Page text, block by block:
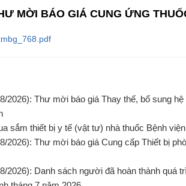
MỜI BÁO GIÁ CUNG ỨNG
2026): Thư mời báo giá Thay thế, bổ sung
sắm thiết bị y tế (vật tư) nhà thuốc Bệnh
2026): Thư mời báo giá Cung cấp Thiết bị
2026): Danh sách người đã hoàn thành quá